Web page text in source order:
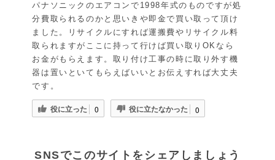
パナソニックのエアコンで1998年式のものですが処
分費取られるのかと思いきや即金で買い取って頂け
ました。リサイクルにすれば運搬費やリサイクル料
取られますがここに持って行けば買い取りOKなら
お金がもらえます。取り付け工事の時に取り外す機
器は置いといてもらえばいいとお伝えすれば大丈夫
です。
役に立った 0 役に立たなかった 0
SNSでこのサイトをシェアしましょう